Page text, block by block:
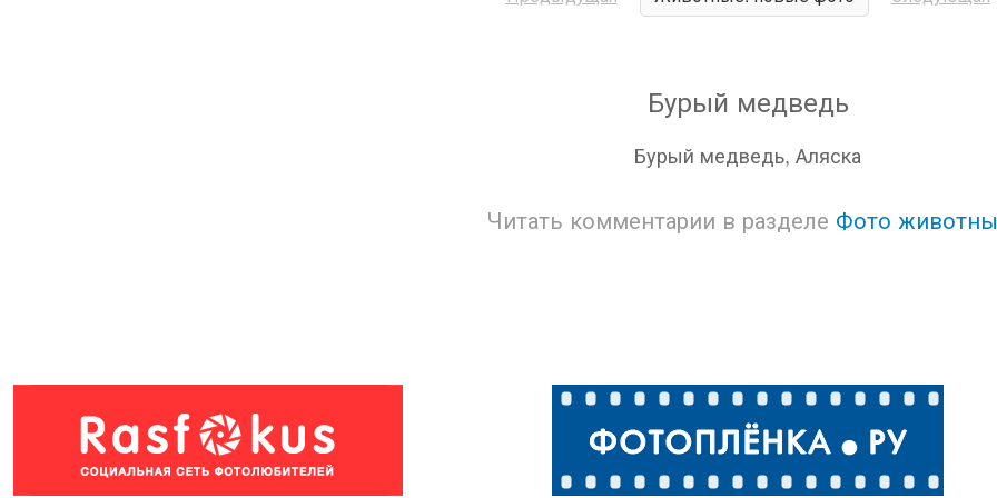
Бурый медведь
Бурый медведь, Аляска
Читать комментарии в разделе Фото